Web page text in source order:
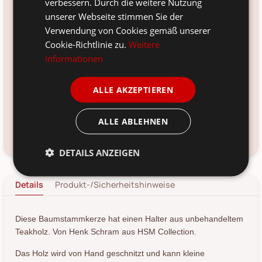
Ø20x20 cm
Material:
Voraussichtliche Lieferung:
15. Aug 2026*
Frage zum Produkt?Kundenservice kontaktieren
Details Produkt-/Sicherheitshinweise
Diese Baumstammkerze hat einen Halter aus unbehandeltem
Teakholz. Von Henk Schram aus HSM Collection.
Das Holz wird von Hand geschnitzt und kann kleine
unserer Webseite stimmen Sie der
Verwendung von Cookies gemäß unserer
Cookie-Richtlinie zu.Weitere
Informationen
ALLE AKZEPTIEREN
ALLE ABLEHNEN
DETAILS ANZEIGEN